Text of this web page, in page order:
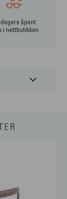
dagers åpent
i nettbutikken